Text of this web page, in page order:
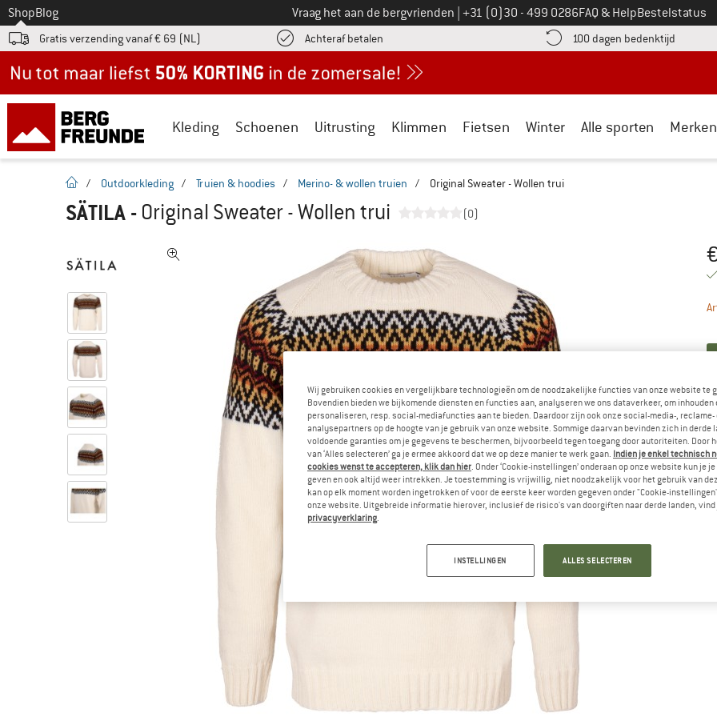
Naar
ShopBlog Vraag het aan de bergvrienden Bel ons op
+31 (0)30 - 499 0286FAQ & HelpBestelstatus
Gratis verzending vanaf € 69 (NL) Achteraf betalen vind de betalingsinformatie hier! Opent in een infovak
100 dagen bedenktijd Vind
Kleding Schoenen Uitrusting Klimmen Fietsen Winter Alle sporten Merken
Startpagina
/ Outdoorkleding / Truien & hoodies / Merino- & wollen truien / Original Sweater - Wollen trui
SÄTILA - Original Sweater - Wollen trui (0)
€
Wij gebruiken cookies en vergelijkbare technologieën om de noodzakelijke functies van onze website te
Bovendien bieden we bijkomende diensten en functies aan, analyseren we ons dataverkeer, om inhouden
personaliseren, resp. social-mediafuncties aan te bieden. Daardoor zijn ook onze social-media-, reclame-
analysepartners op de hoogte van je gebruik van onze website. Sommige daarvan bevinden zich in derde
voldoende garanties om je gegevens te beschermen, bijvoorbeeld tegen toegang door autoriteiten. Door
van ‘Alles selecteren’ ga je ermee akkoord dat we op deze manier te werk gaan. Indien je enkel technisch
cookies wenst te accepteren, klik dan hier . Onder ‘Cookie-instellingen’ onderaan op onze website kun je
geven en ook altijd weer intrekken. Je toestemming is vrijwillig, niet noodzakelijk voor het gebruik van
kan op elk moment worden ingetrokken of voor de eerste keer worden gegeven onder "Cookie-
onze website. Uitgebreide informatie hierover, inclusief de risico's van doorgiften naar derde landen, vind
privacyverklaring
INSTELLINGEN ALLES SELECTEREN